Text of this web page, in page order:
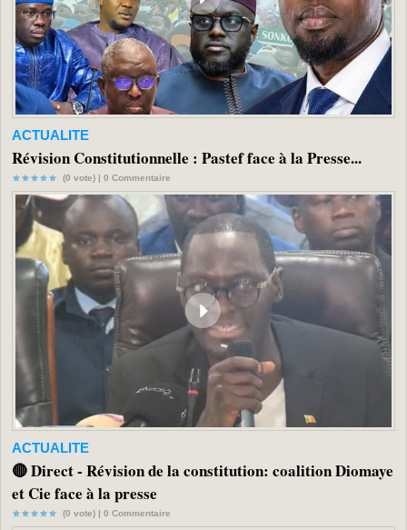
ACTUALITE
Révision Constitutionnelle : Pastef face à la Presse...
(0 vote) | 0 Commentaire
ACTUALITE
🔴 Direct - Révision de la constitution: coalition Diomaye
et Cie face à la presse
(0 vote) | 0 Commentaire